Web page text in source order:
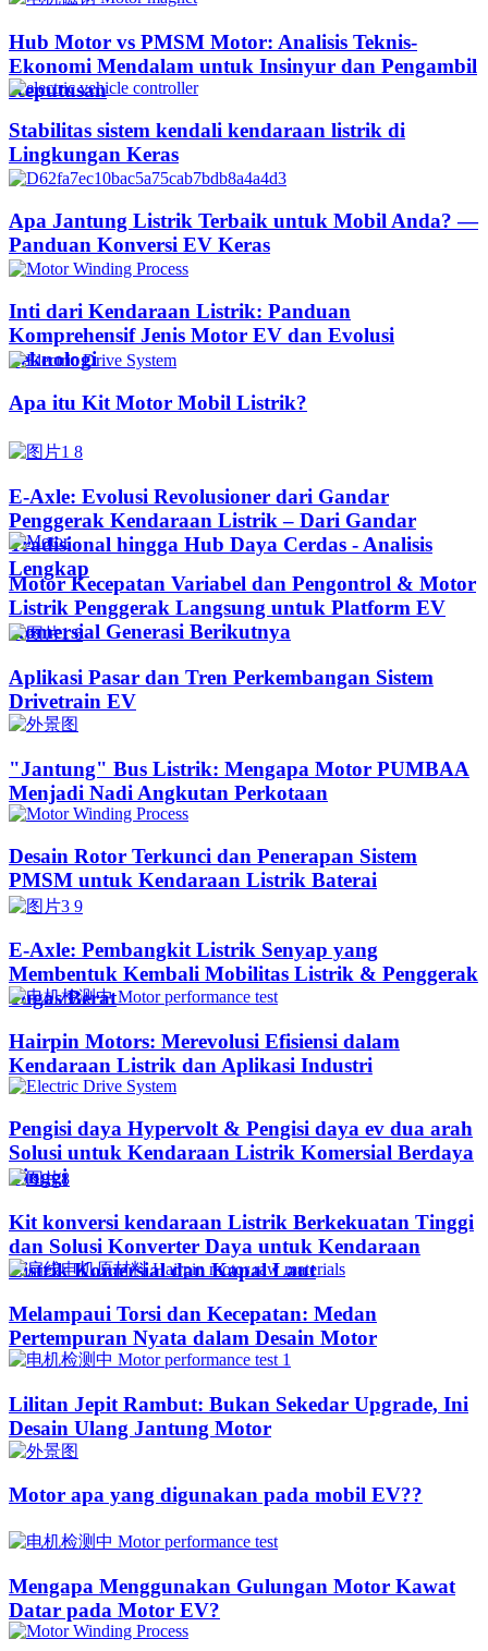
Hub Motor vs PMSM Motor: Analisis Teknis-
Ekonomi Mendalam untuk Insinyur dan Pengambil
Keputusan
Stabilitas sistem kendali kendaraan listrik di
Lingkungan Keras
Apa Jantung Listrik Terbaik untuk Mobil Anda? —
Panduan Konversi EV Keras
Inti dari Kendaraan Listrik: Panduan
Komprehensif Jenis Motor EV dan Evolusi
Teknologi
Apa itu Kit Motor Mobil Listrik?
E-Axle: Evolusi Revolusioner dari Gandar
Penggerak Kendaraan Listrik – Dari Gandar
Tradisional hingga Hub Daya Cerdas - Analisis
Lengkap
Motor Kecepatan Variabel dan Pengontrol & Motor
Listrik Penggerak Langsung untuk Platform EV
Komersial Generasi Berikutnya
Aplikasi Pasar dan Tren Perkembangan Sistem
Drivetrain EV
"Jantung" Bus Listrik: Mengapa Motor PUMBAA
Menjadi Nadi Angkutan Perkotaan
Desain Rotor Terkunci dan Penerapan Sistem
PMSM untuk Kendaraan Listrik Baterai
E-Axle: Pembangkit Listrik Senyap yang
Membentuk Kembali Mobilitas Listrik & Penggerak
Tugas Berat
Hairpin Motors: Merevolusi Efisiensi dalam
Kendaraan Listrik dan Aplikasi Industri
Pengisi daya Hypervolt & Pengisi daya ev dua arah
Solusi untuk Kendaraan Listrik Komersial Berdaya
Tinggi
Kit konversi kendaraan Listrik Berkekuatan Tinggi
dan Solusi Konverter Daya untuk Kendaraan
Listrik Komersial dan Kapal Laut
Melampaui Torsi dan Kecepatan: Medan
Pertempuran Nyata dalam Desain Motor
Lilitan Jepit Rambut: Bukan Sekedar Upgrade, Ini
Desain Ulang Jantung Motor
Motor apa yang digunakan pada mobil EV??​​
Mengapa Menggunakan Gulungan Motor Kawat
Datar pada Motor EV?